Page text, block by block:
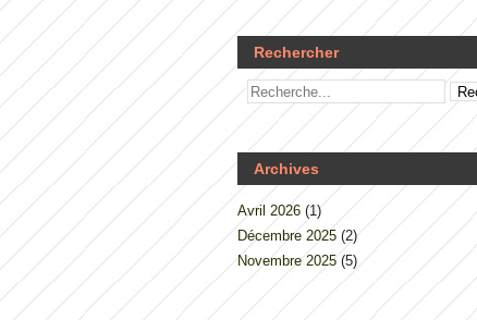
Rechercher
Archives
Avril 2026 (1)
Décembre 2025 (2)
Novembre 2025 (5)